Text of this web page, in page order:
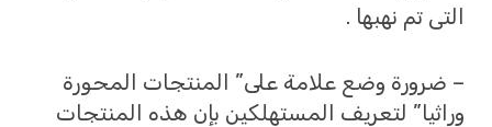
التى تم نهبها .
– ضرورة وضع علامة على” المنتجات المحورة
وراثيا” لتعريف المستهلكين بإن هذه المنتجات